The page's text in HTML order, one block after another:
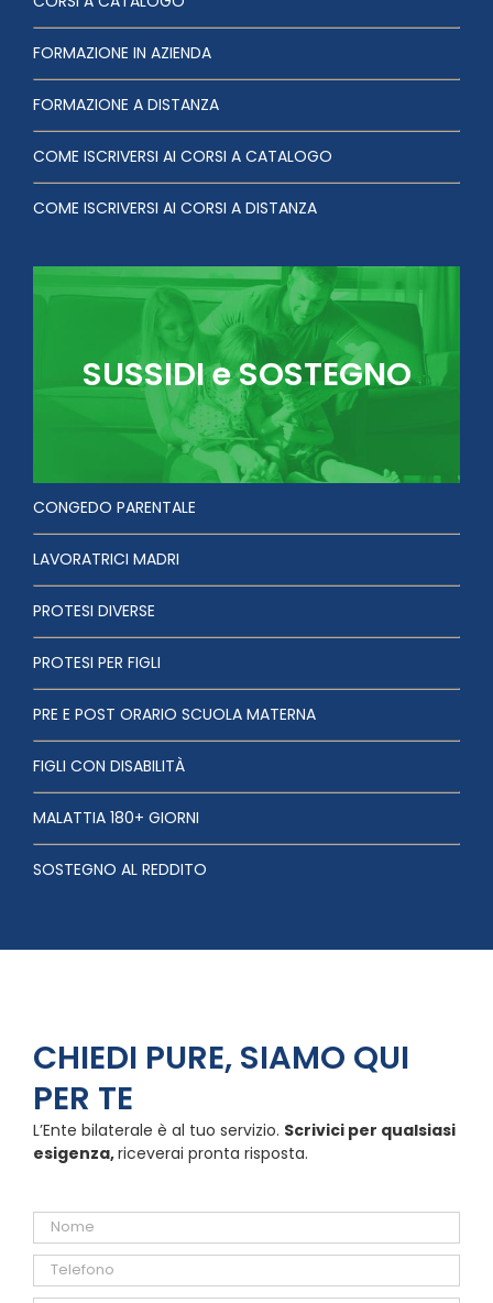
FORMAZIONE IN AZIENDA
FORMAZIONE A DISTANZA
COME ISCRIVERSI AI CORSI A CATALOGO
COME ISCRIVERSI AI CORSI A DISTANZA
SUSSIDI e SOSTEGNO
CONGEDO PARENTALE
LAVORATRICI MADRI
PROTESI DIVERSE
PROTESI PER FIGLI
PRE E POST ORARIO SCUOLA MATERNA
FIGLI CON DISABILITÀ
MALATTIA 180+ GIORNI
SOSTEGNO AL REDDITO
CHIEDI PURE, SIAMO QUI
PER TE
L’Ente bilaterale è al tuo servizio. Scrivici per qualsiasi
esigenza,riceverai pronta risposta.